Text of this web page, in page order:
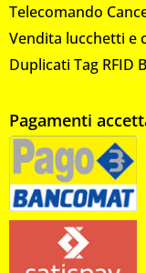
Telecomando
Vendita lucchetti e
Duplicati Tag RFID
Pagamenti